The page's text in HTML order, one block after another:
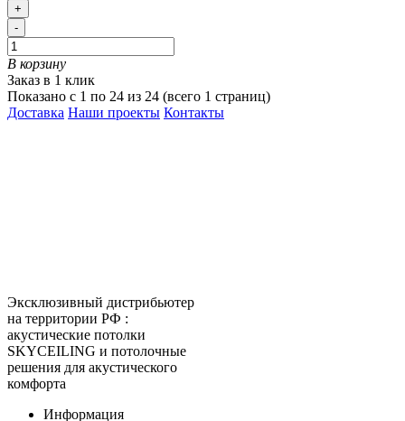
+
-
В корзину
Заказ в 1 клик
Показано с 1 по 24 из 24 (всего 1 страниц)
Доставка Наши проекты Контакты
Эксклюзивный дистрибьютер
на территории РФ :
акустические потолки
SKYCEILING и потолочные
решения для акустического
комфорта
Информация